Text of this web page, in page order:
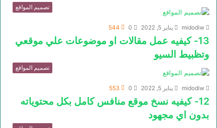
تصميم المواقع
midodiw يناير 5, 2022 0
544
13- كيفيه عمل مقالات او موضوعات علي موقعي
وتظبيط السيو
تصميم المواقع
midodiw يناير 5, 2022 0
553
12- كيفيه نسخ موقع منافس كامل بكل محتوياته
بدون اي مجهود